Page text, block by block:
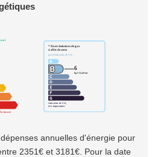
annuelles d'énergie pour
2351€ et 3181€. Pour la date